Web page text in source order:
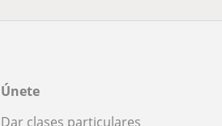
Únete
Dar clases particulares